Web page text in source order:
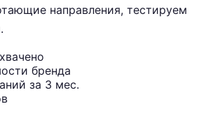
направления, тестируем
бренда
за 3 мес.